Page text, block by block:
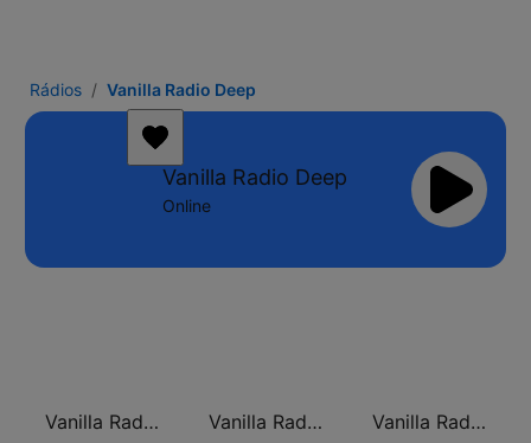
Rádios Vanilla Radio Deep
Vanilla Radio Deep
Online
Vanilla Radio Deep Flavors Vanilla Radio - Smooth Flavors Vanilla Radio - Fresh Flavors